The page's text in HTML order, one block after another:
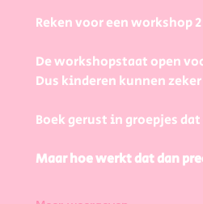
Reken voor een workshop
De workshopstaat open
Dus kinderen kunnen
Boek gerust in groepjes
Maar hoe werkt dat dan